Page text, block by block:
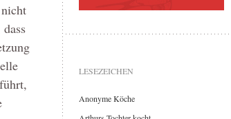
LESEZEICHEN
Anonyme Köche